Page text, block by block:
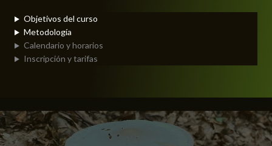
Objetivos del curso
Metodología
Calendario y horarios
Inscripción y tarifas